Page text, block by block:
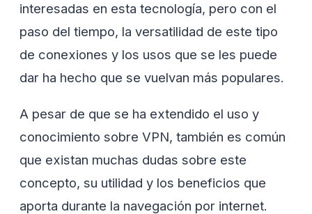
interesadas en esta tecnología, pero con el
paso del tiempo, la versatilidad de este tipo
de conexiones y los usos que se les puede
dar ha hecho que se vuelvan más populares.
A pesar de que se ha extendido el uso y
conocimiento sobre VPN, también es común
que existan muchas dudas sobre este
concepto, su utilidad y los beneficios que
aporta durante la navegación por internet.